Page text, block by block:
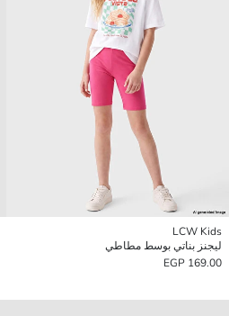
LCW Kids
ليجنز بناتي بوسط مطاطي
169.00 EGP